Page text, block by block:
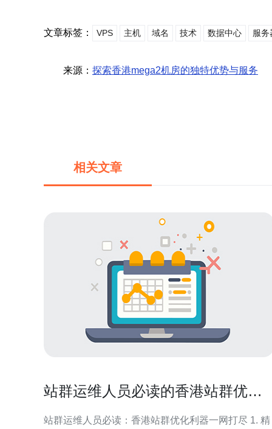
文章标签： VPS 主机 域名 技术 数据中心 服务
来源： 探索香港mega2机房的独特优势与服务
相关文章
站群运维人员必读的香港站群优化
站群运维人员必读：香港站群优化利器一网打尽 1. 精